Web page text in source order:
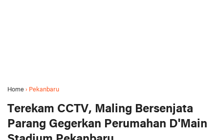
Home › Pekanbaru
Terekam CCTV, Maling Bersenjata
Parang Gegerkan Perumahan D'Main